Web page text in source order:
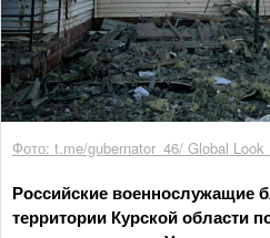
Фото: t.me/gubernator_46/ Global Look
Российские военнослужащие
территории Курской области